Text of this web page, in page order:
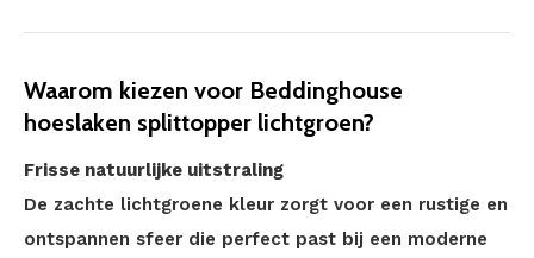
Waarom kiezen voor Beddinghouse
hoeslaken splittopper lichtgroen?
Frisse natuurlijke uitstraling
De zachte lichtgroene kleur zorgt voor een rustige en
ontspannen sfeer die perfect past bij een moderne